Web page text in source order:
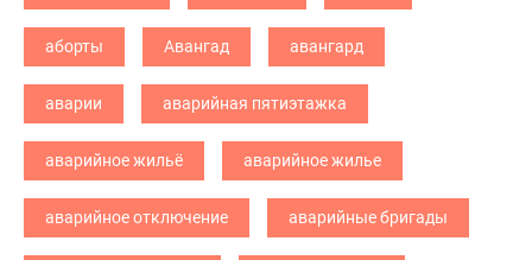
аборты Авангад авангард
аварии аварийная пятиэтажка
аварийное жильё аварийное жилье
аварийное отключение аварийные бригады